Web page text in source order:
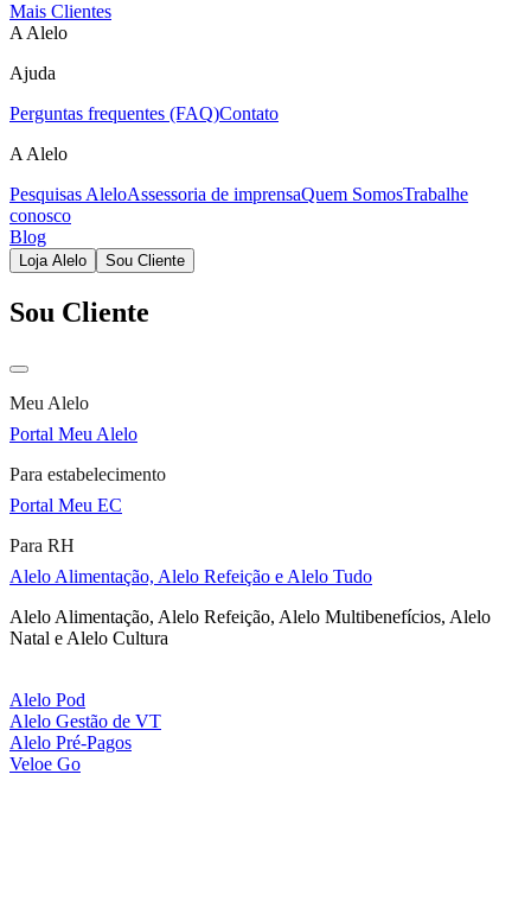
Mais Clientes
A Alelo
Ajuda
Perguntas frequentes (FAQ)Contato
A Alelo
Pesquisas AleloAssessoria de imprensaQuem SomosTrabalhe
conosco
Blog
Loja Alelo Sou Cliente
Sou Cliente
Meu Alelo
Portal Meu Alelo
Para estabelecimento
Portal Meu EC
Para RH
Alelo Alimentação, Alelo Refeição e Alelo Tudo
Alelo Alimentação, Alelo Refeição, Alelo Multibenefícios, Alelo
Natal e Alelo Cultura
Alelo Pod
Alelo Gestão de VT
Alelo Pré-Pagos
Veloe Go